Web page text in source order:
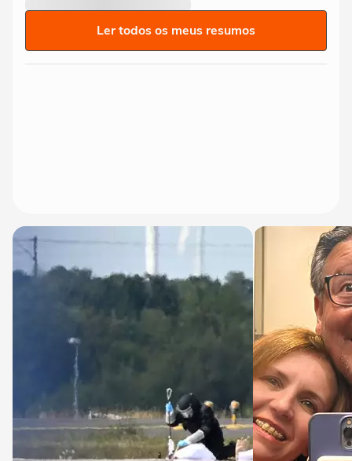
Ler todos os meus resumos